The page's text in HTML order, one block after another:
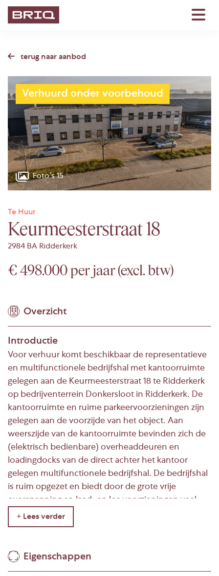
terug naar aanbod
Verhuurd onder voorbehoud
Foto’s 15
Te Huur
Keurmeesterstraat 18
2984 BA Ridderkerk
€ 498.000 per jaar (excl. btw)
Overzicht
Introductie
Voor verhuur komt beschikbaar de representatieve
en multifunctionele bedrijfshal met kantoorruimte
gelegen aan de Keurmeesterstraat 18 te Ridderkerk
op bedrijventerrein Donkersloot in Ridderkerk. De
kantoorruimte en ruime parkeervoorzieningen zijn
gelegen aan de voorzijde van het object. Aan
weerszijde van de kantoorruimte bevinden zich de
(elektrisch bedienbare) overheaddeuren en
loadingdocks van de direct achter het kantoor
gelegen multifunctionele bedrijfshal. De bedrijfshal
is ruim opgezet en biedt door de grote vrije
overspanning en laad- en los voorzieningen veel
indelingsvrijheid.
Bedrijventerrein Donkersloot ligt in het oostelijk
Eigenschappen